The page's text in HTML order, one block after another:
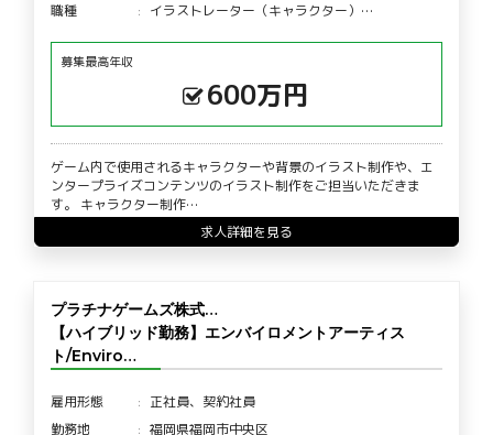
職種
イラストレーター（キャラクター）…
募集最高年収
600万円
ゲーム内で使用されるキャラクターや背景のイラスト制作や、エ
ンタープライズコンテンツのイラスト制作をご担当いただきま
す。 キャラクター制作…
求人詳細を見る
プラチナゲームズ株式…
【ハイブリッド勤務】エンバイロメントアーティス
ト/Enviro…
雇用形態
正社員、契約社員
勤務地
福岡県福岡市中央区